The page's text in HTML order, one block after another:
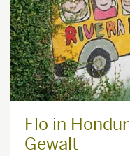
Flo in
Gewalt